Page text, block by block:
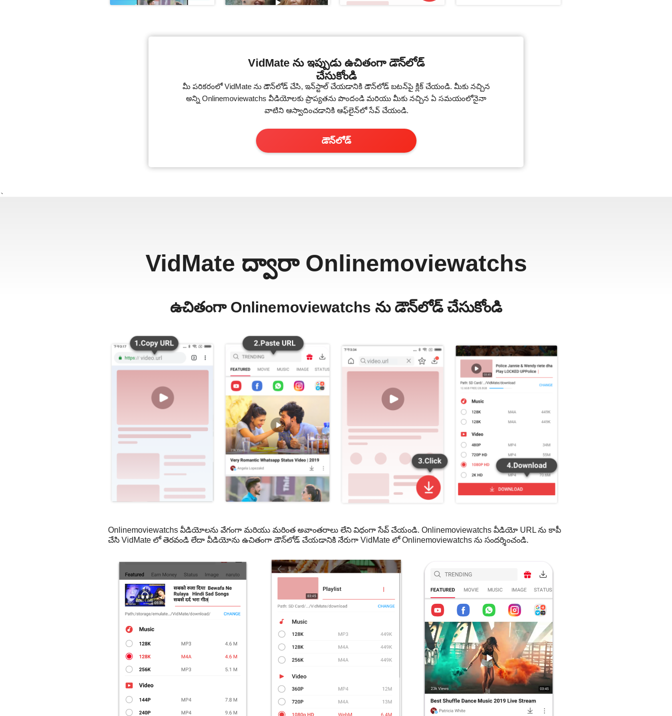
VidMate ను ఇప్పుడు ఉచితంగా డౌన్‌లోడ్
చేసుకోండి
మీ పరికరంలో VidMate ను డౌన్‌లోడ్ చేసి, ఇన్‌స్టాల్ చేయడానికి డౌన్‌లోడ్ బటన్‌పై క్లిక్ చేయండి. మీకు నచ్చిన
అన్ని Onlinemoviewatchs వీడియోలకు ప్రాప్యతను పొందండి మరియు మీకు నచ్చిన ఏ సమయంలోనైనా
వాటిని ఆస్వాదించడానికి ఆఫ్‌లైన్‌లో సేవ్ చేయండి.
డౌన్‌లోడ్
、
VidMate ద్వారా Onlinemoviewatchs
ఉచితంగా Onlinemoviewatchs ను డౌన్‌లోడ్ చేసుకోండి
Onlinemoviewatchs వీడియోలను వేగంగా మరియు మరింత అవాంతరాలు లేని విధంగా సేవ్ చేయండి. Onlinemoviewatchs వీడియో URL ను కాపీ
చేసి VidMate లో తెరవండి లేదా వీడియోను ఉచితంగా డౌన్‌లోడ్ చేయడానికి నేరుగా VidMate లో Onlinemoviewatchs ను సందర్శించండి.